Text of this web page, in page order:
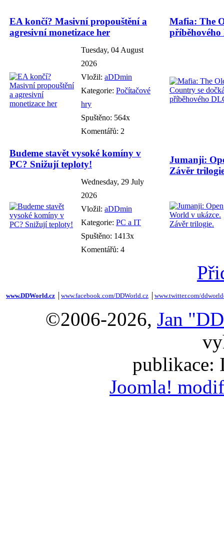
EA končí? Masivní propouštění a
agresivní monetizace her
Tuesday, 04 August
2026
Vložil: aDDmin
Kategorie: Počítačové
hry
Spuštěno: 564x
Komentářů: 2
Mafia: The
Budeme stavět vysoké komíny v
PC? Snižují teploty!
Wednesday, 29 July
2026
Vložil: aDDmin
Kategorie: PC a IT
Spuštěno: 1413x
Komentářů: 4
Jumanji:
Závěr
www.DDWorld.cz www.facebook.com/DDWorld.cz www.twitter.com/
©2006-2026, Jan
publikace:
Joomla!